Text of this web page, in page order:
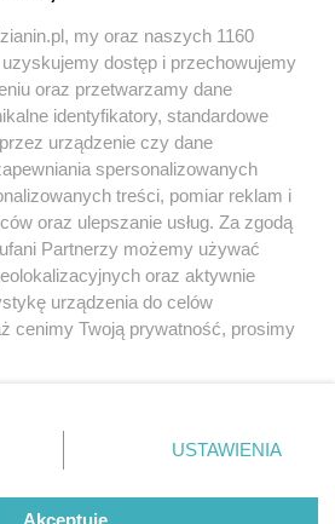
4 / 0
regulamin korzystania z portali
Skontakuj sięz nami
Kontakt
Wydawca
Redakcja
my oraz naszych 1160
dostęp i przechowujemy
oraz przetwarzamy dane
identyfikatory, standardowe
urządzenie czy dane
spersonalizowanych
treści, pomiar reklam i
oraz ulepszanie usług. Za zgodą
Partnerzy możemy używać
oraz aktywnie
urządzenia do celów
cenimy Twoją prywatność, prosimy
się w lewym dolnym rogu strony
danych nie wymagają
masz prawo sprzeciwić się
Preferencje będą miały
USTAWIENIA
Akceptuję